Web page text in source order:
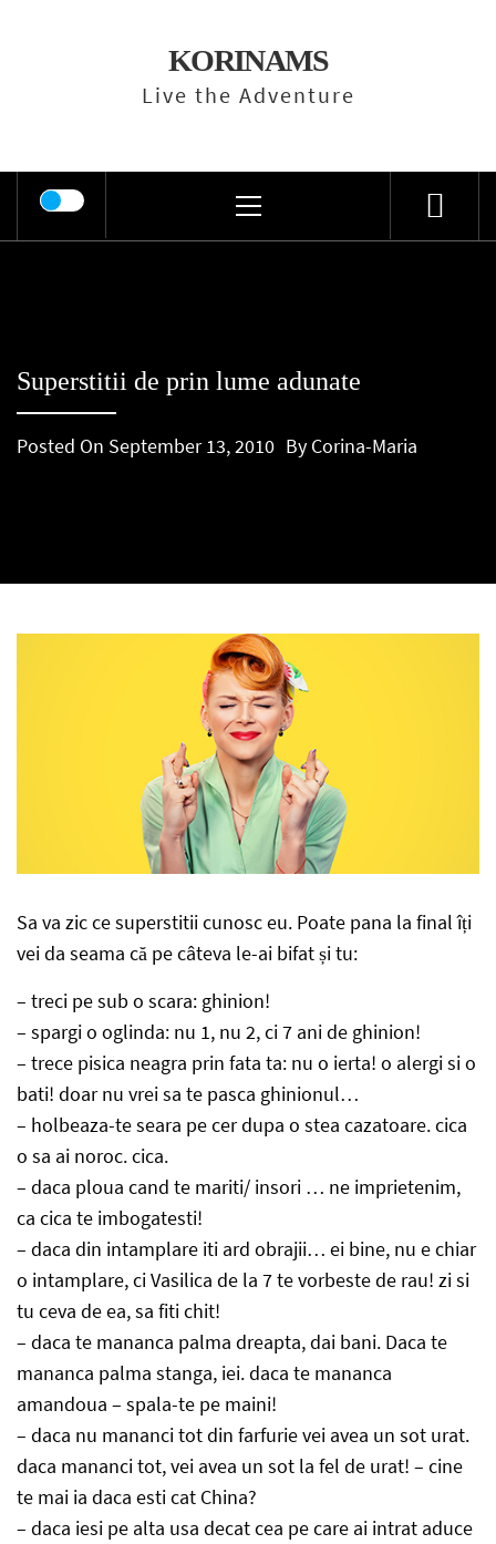
KORINAMS
Live the Adventure
Menu
Superstitii de prin lume adunate
Posted On September 13, 2010 By Corina-Maria
Sa va zic ce superstitii cunosc eu. Poate pana la final îți
vei da seama că pe câteva le-ai bifat și tu:
– treci pe sub o scara: ghinion!
– spargi o oglinda: nu 1, nu 2, ci 7 ani de ghinion!
– trece pisica neagra prin fata ta: nu o ierta! o alergi si o
bati! doar nu vrei sa te pasca ghinionul…
– holbeaza-te seara pe cer dupa o stea cazatoare. cica
o sa ai noroc. cica.
– daca ploua cand te mariti/ insori … ne imprietenim,
ca cica te imbogatesti!
– daca din intamplare iti ard obrajii… ei bine, nu e chiar
o intamplare, ci Vasilica de la 7 te vorbeste de rau! zi si
tu ceva de ea, sa fiti chit!
– daca te mananca palma dreapta, dai bani. Daca te
mananca palma stanga, iei. daca te mananca
amandoua – spala-te pe maini!
– daca nu mananci tot din farfurie vei avea un sot urat.
daca mananci tot, vei avea un sot la fel de urat! – cine
te mai ia daca esti cat China?
– daca iesi pe alta usa decat cea pe care ai intrat aduce